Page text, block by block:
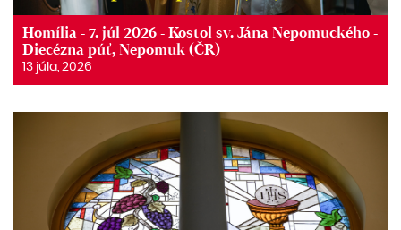
Homília - 7. júl 2026 - Kostol sv. Jána Nepomuckého -
Diecézna púť, Nepomuk (ČR)
13 júla, 2026